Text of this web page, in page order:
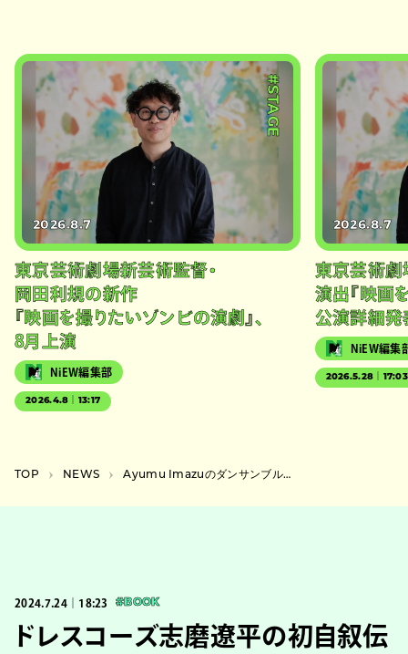
#STAGE
2026.8.7
東京芸術劇場新芸術監督・
岡田利規の新作
『映画を撮りたいゾンビの演劇』、
8月上演
NiEW編集部
2026.4.8｜13:17
2026.8.7
東京芸術劇
演出『映画
公演詳細発
NiEW編集
2026.5.28｜17:03
TOP NEWS Ayumu Imazuのダンサンブルな新曲”Superstar”リリース決定、夏フェスで初披露予定
2024.7.24｜18:23 #BOOK
ドレスコーズ志磨遼平の初自叙伝